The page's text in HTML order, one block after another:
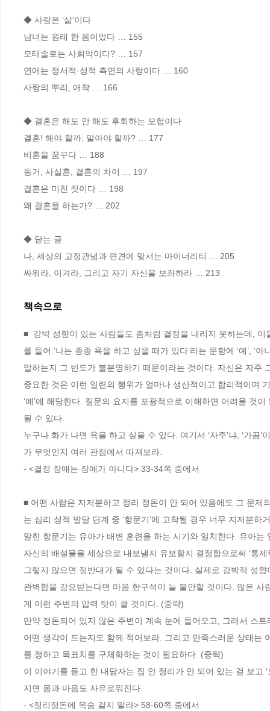
◆ 사랑은 ‘삶’이다
남녀는 원래 한 몸이었다 … 155
모태솔로는 사회악이다? … 157
연애는 정서적·성적 측면의 사랑이다 … 160
사랑의 뿌리, 애착 … 166
◆ 결혼은 해도 안 해도 후회하는 모험이다
결혼! 해야 할까, 말아야 할까? … 177
비혼을 꿈꾸다 … 188
동거, 사실혼, 결혼의 차이 … 197
결혼은 미친 짓이다 … 198
왜 결혼을 하는가? … 202
◆ 닫는 글
나, 세상의 고정관념과 편견에 맞서는 마이너리티 … 205
싸워라, 이겨라, 그리고 자기 자신을 보좌하라 … 213
책속으로
■  강박 성향이 있는 사람들도 좀처럼 결정을 내리지 못하는데,
를 들어 ‘나는 종종 욕을 하고 싶을 때가 있다’라는 문항에 ‘예’, ‘
말하는지 그 빈도가 불분명하기 때문이라는 것이다. 자신은 자주
중요한 것은 이런 일련의 행위가 얼마나 생산적이고 합리적이며
‘예’에 해당한다. 질문의 요지를 포괄적으로 이해하면 어려울 것
될 수 있다.
누구나 화가 나면 욕을 하고 싶을 수 있다. 여기서 ‘자주’냐, ‘가
가 무엇인지 여러 관점에서 따져보라.
- <결정 장애는 장애가 아니다> 33-34쪽 중에서
■ 어떤 사람은 지저분하고 정리 정돈이 안 되어 있음에도 그 문
는 심리 성적 발달 단계 중 ‘항문기’에 고착될 경우 너무 지저분
말한 항문기는 유아가 배변 훈련을 하는 시기와 일치한다. 유아
자신의 배설물을 세상으로 내보낼지 유보할지 결정함으로써 ‘통
그렇지 않으면 정반대가 될 수 있다는 것이다. 실제로 강박적 성
완벽함을 강요받는다면 마음 한구석이 늘 불안할 것이다. 많은
게 이런 주변의 압력 탓이 클 것이다. (중략)
만약 정돈되어 있지 않은 주변이 계속 눈에 들어오고, 그래서 스
어떤 생각이 드는지도 함께 적어보라. 그리고 만족스러운 상태는
를 정하고 목표치를 구체화하는 것이 필요하다. (중략)
이 이야기를 듣고 한 내담자는 집 안 정리가 안 되어 있는 걸 보고
지면 몸과 마음도 자유로워진다.
- <정리정돈에 목숨 걸지 말라> 58-60쪽 중에서